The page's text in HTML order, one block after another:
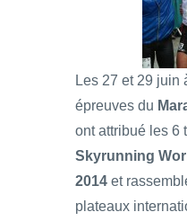
Les 27 et 29 juin
épreuves du
ont attribué les 6
Skyrunning
2014 et
plateaux